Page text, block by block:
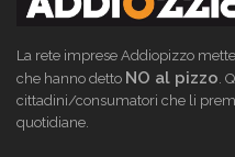
La rete imprese Addiopizzo
che hanno detto NO al pizzo.
cittadini/consumatori che li
quotidiane.